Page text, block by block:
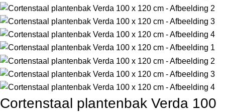
Cortenstaal plantenbak Verda 100